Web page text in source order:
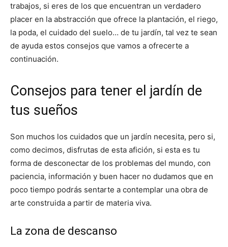
trabajos, si eres de los que encuentran un verdadero
placer en la abstracción que ofrece la plantación, el riego,
la poda, el cuidado del suelo… de tu jardín, tal vez te sean
de ayuda estos consejos que vamos a ofrecerte a
continuación.
Consejos para tener el jardín de
tus sueños
Son muchos los cuidados que un jardín necesita, pero si,
como decimos, disfrutas de esta afición, si esta es tu
forma de desconectar de los problemas del mundo, con
paciencia, información y buen hacer no dudamos que en
poco tiempo podrás sentarte a contemplar una obra de
arte construida a partir de materia viva.
La zona de descanso